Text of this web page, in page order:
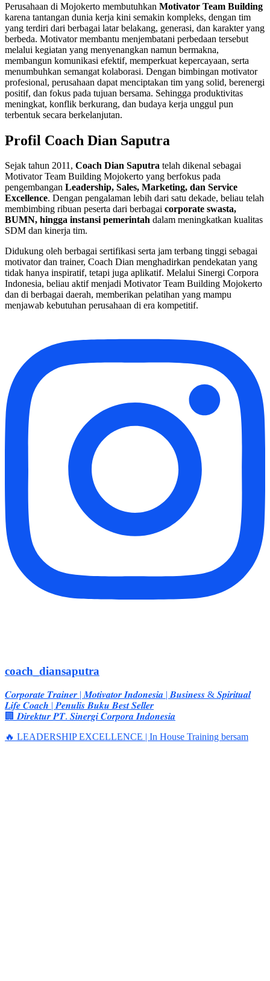
Perusahaan di Mojokerto membutuhkan Motivator Team Building
karena tantangan dunia kerja kini semakin kompleks, dengan tim
yang terdiri dari berbagai latar belakang, generasi, dan karakter yang
berbeda. Motivator membantu menjembatani perbedaan tersebut
melalui kegiatan yang menyenangkan namun bermakna,
membangun komunikasi efektif, memperkuat kepercayaan, serta
menumbuhkan semangat kolaborasi. Dengan bimbingan motivator
profesional, perusahaan dapat menciptakan tim yang solid, berenergi
positif, dan fokus pada tujuan bersama. Sehingga produktivitas
meningkat, konflik berkurang, dan budaya kerja unggul pun
terbentuk secara berkelanjutan.
Profil Coach Dian Saputra
Sejak tahun 2011, Coach Dian Saputra telah dikenal sebagai
Motivator Team Building Mojokerto yang berfokus pada
pengembangan Leadership, Sales, Marketing, dan Service
Excellence. Dengan pengalaman lebih dari satu dekade, beliau telah
membimbing ribuan peserta dari berbagai corporate swasta,
BUMN, hingga instansi pemerintah dalam meningkatkan kualitas
SDM dan kinerja tim.
Didukung oleh berbagai sertifikasi serta jam terbang tinggi sebagai
motivator dan trainer, Coach Dian menghadirkan pendekatan yang
tidak hanya inspiratif, tetapi juga aplikatif. Melalui Sinergi Corpora
Indonesia, beliau aktif menjadi Motivator Team Building Mojokerto
dan di berbagai daerah, memberikan pelatihan yang mampu
menjawab kebutuhan perusahaan di era kompetitif.
coach_diansaputra
𝑪𝒐𝒓𝒑𝒐𝒓𝒂𝒕𝒆 𝑻𝒓𝒂𝒊𝒏𝒆𝒓 | 𝑴𝒐𝒕𝒊𝒗𝒂𝒕𝒐𝒓 𝑰𝒏𝒅𝒐𝒏𝒆𝒔𝒊𝒂 | 𝑩𝒖𝒔𝒊𝒏𝒆𝒔𝒔 & 𝑺𝒑𝒊𝒓𝒊𝒕𝒖𝒂𝒍
𝑳𝒊𝒇𝒆 𝑪𝒐𝒂𝒄𝒉 | 𝑷𝒆𝒏𝒖𝒍𝒊𝒔 𝑩𝒖𝒌𝒖 𝑩𝒆𝒔𝒕 𝑺𝒆𝒍𝒍𝒆𝒓
🏢 𝑫𝒊𝒓𝒆𝒌𝒕𝒖𝒓 𝑷𝑻. 𝑺𝒊𝒏𝒆𝒓𝒈𝒊 𝑪𝒐𝒓𝒑𝒐𝒓𝒂 𝑰𝒏𝒅𝒐𝒏𝒆𝒔𝒊𝒂
🔥 LEADERSHIP EXCELLENCE | In House Training bersam